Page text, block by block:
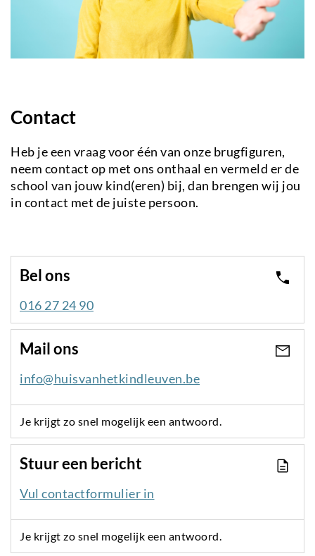
Contact
Heb je een vraag voor één van onze brugfiguren,
neem contact op met ons onthaal en vermeld er de
school van jouw kind(eren) bij, dan brengen wij jou
in contact met de juiste persoon.
Bel ons
016 27 24 90
Mail ons
info@huisvanhetkindleuven.be
Je krijgt zo snel mogelijk een antwoord.
Stuur een bericht
Vul contactformulier in
Je krijgt zo snel mogelijk een antwoord.